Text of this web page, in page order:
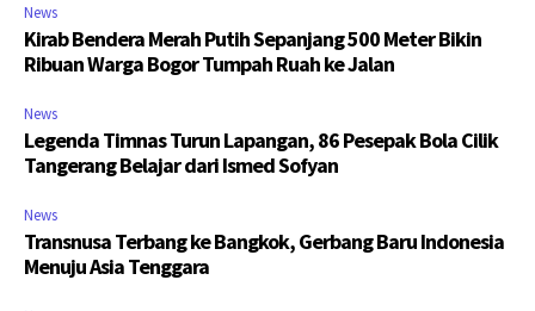
News
Kirab Bendera Merah Putih Sepanjang 500 Meter Bikin
Ribuan Warga Bogor Tumpah Ruah ke Jalan
News
Legenda Timnas Turun Lapangan, 86 Pesepak Bola Cilik
Tangerang Belajar dari Ismed Sofyan
News
Transnusa Terbang ke Bangkok, Gerbang Baru Indonesia
Menuju Asia Tenggara